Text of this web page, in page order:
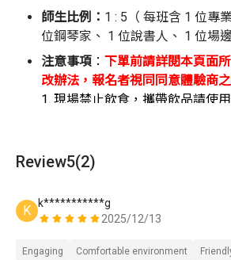
豎琴在《胡桃鉗》組曲裡中閃閃發光
心；長笛在《天方夜譚》裡靈動飛翔，
師生比例： 1 : 5（ 每班含 1 位專
位鋼琴家、 1 位說書人、 1 位場邊
注意事項 ： 下單前請詳閱本頁面
改辦法，報名者視同同意體驗商
1. 現場禁止飲食，攜帶飲品請使
3.本活動將就活動過程進行攝、
後提供成果發表影像留存及主辦
推廣之用
4.為了尊重智慧財產權，僅開放「
音、錄影、拍照，讓爸爸媽媽記錄
Review5(2)
K
k***********g
2025/12/13
Engaging Comfortable environment